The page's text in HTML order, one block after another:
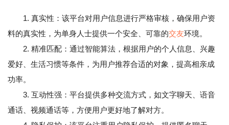
1. 真实性：该平台对用户信息进行严格审核，确保用户资
料的真实性，为单身人士提供一个安全、可靠的交友环境。
2. 精准匹配：通过智能算法，根据用户的个人信息、兴趣
爱好、生活习惯等条件，为用户推荐合适的对象，提高相亲成
功率。
3. 互动性强：平台提供多种交流方式，如文字聊天、语音
通话、视频通话等，方便用户更好地了解对方。